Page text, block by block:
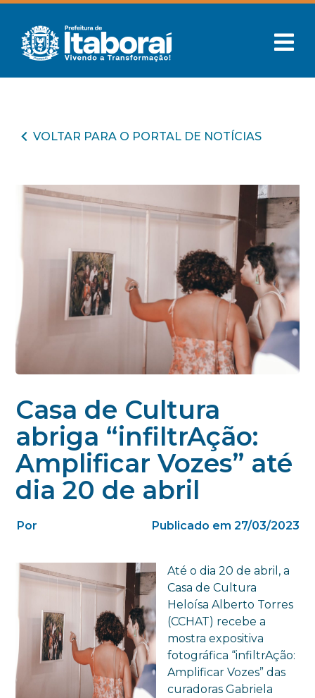
VOLTAR PARA O PORTAL DE NOTÍCIAS
Casa de Cultura
abriga “infiltrAção:
Amplificar Vozes” até
dia 20 de abril
Por Publicado em 27/03/2023
Até o dia 20 de abril, a
Casa de Cultura
Heloísa Alberto Torres
(CCHAT) recebe a
mostra expositiva
fotográfica “infiltrAção:
Amplificar Vozes” das
curadoras Gabriela